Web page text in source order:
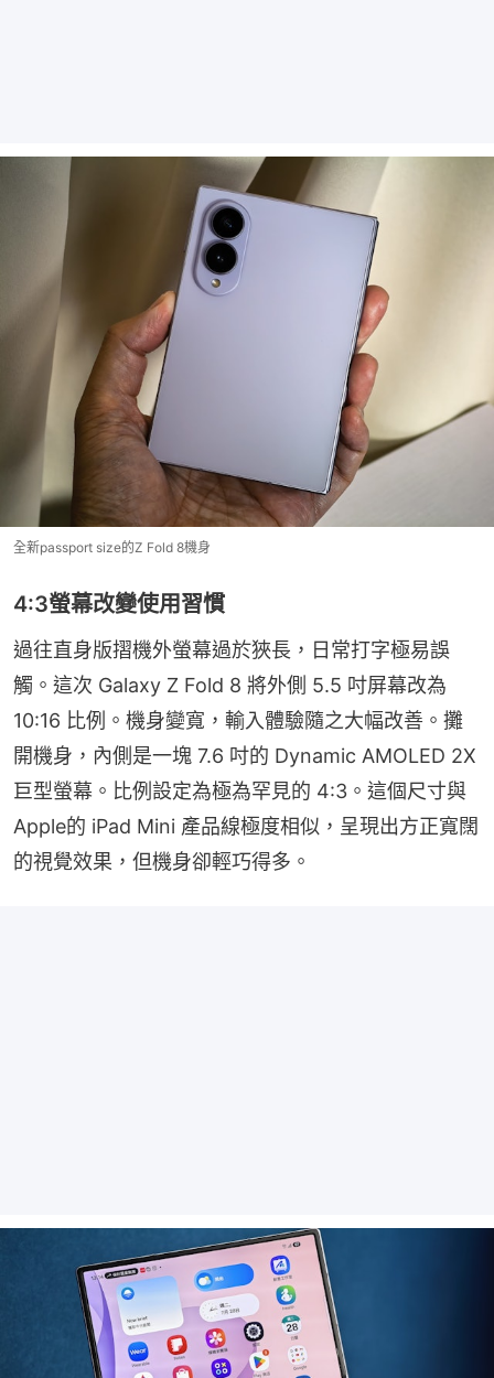
全新passport size的Z Fold 8機身
4:3螢幕改變使用習慣
過往直身版摺機外螢幕過於狹長，日常打字極易誤
觸。這次 Galaxy Z Fold 8 將外側 5.5 吋屏幕改為
10:16 比例。機身變寬，輸入體驗隨之大幅改善。攤
開機身，內側是一塊 7.6 吋的 Dynamic AMOLED 2X
巨型螢幕。比例設定為極為罕見的 4:3。這個尺寸與
Apple的 iPad Mini 產品線極度相似，呈現出方正寬闊
的視覺效果，但機身卻輕巧得多。